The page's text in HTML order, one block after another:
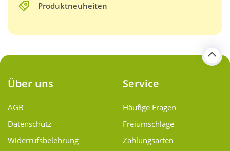
Produktneuheiten
Über uns
AGB
Datenschutz
Widerrufsbelehrung
Service
Häufige Fragen
Freiumschläge
Zahlungsarten